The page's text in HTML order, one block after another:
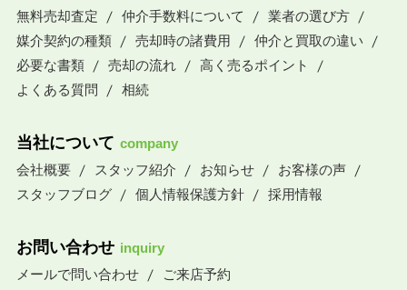
無料売却査定
仲介手数料について
業者の選び方
媒介契約の種類
売却時の諸費用
仲介と買取の違い
必要な書類
売却の流れ
高く売るポイント
よくある質問
相続
当社について company
会社概要
スタッフ紹介 お知らせ
お客様の声
スタッフブログ
個人情報保護方針 採用情報
お問い合わせ inquiry
メールで問い合わせ
ご来店予約